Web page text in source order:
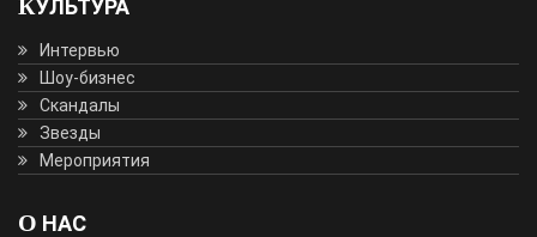
КУЛЬТУРА
Интервью
Шоу-бизнес
Скандалы
Звезды
Мероприятия
О НАС